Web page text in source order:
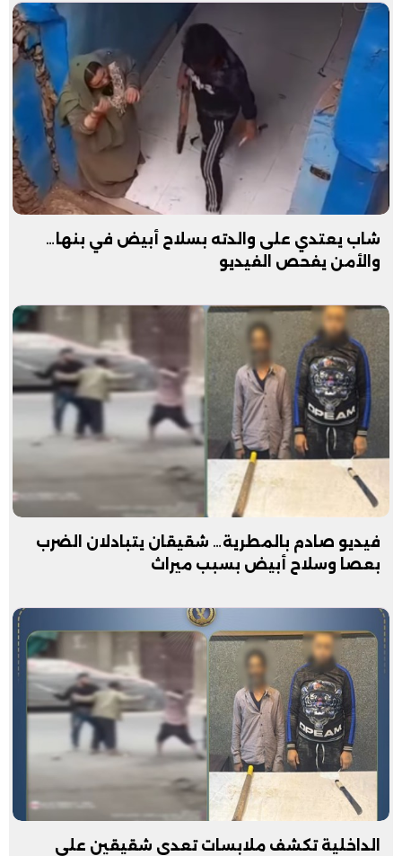
شاب يعتدي على والدته بسلاح أبيض في بنها…
والأمن يفحص الفيديو
فيديو صادم بالمطرية… شقيقان يتبادلان الضرب
بعصا وسلاح أبيض بسبب ميراث
الداخلية تكشف ملابسات تعدي شقيقين على